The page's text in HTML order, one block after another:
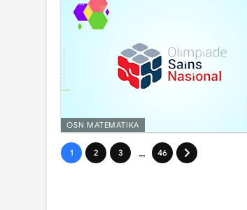
OSN MATEMATIKA
1 2 3 ... 46